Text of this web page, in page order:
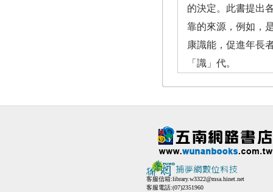
的決定。此書提出
靠的來源，例如，
康識能，促進年長
「識」代。
客服信箱:library.w3322@msa.hinet.net
客服電話:(07)2351960